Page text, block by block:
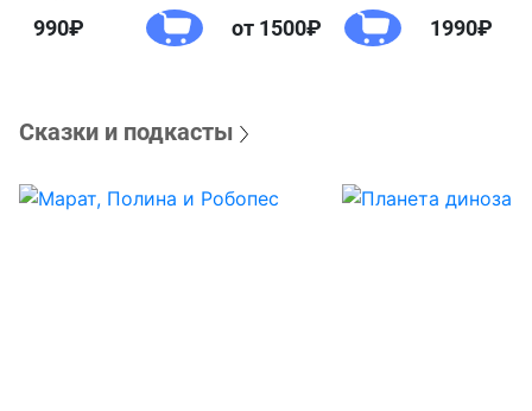
990
Осторожно, Чудо-
Юдо!»
от 1500
агентство
1990
Сказки и подкасты